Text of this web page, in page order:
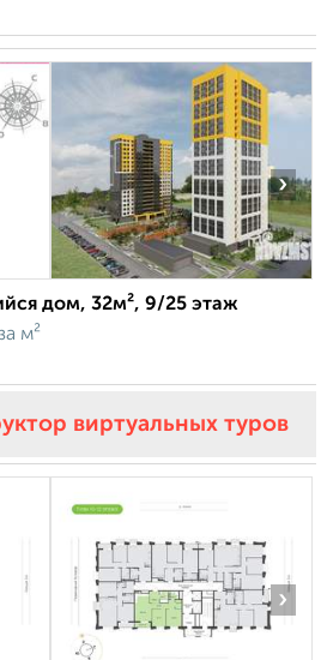
›
дом, 32м², 9/25 этаж
м²
виртуальных туров
›